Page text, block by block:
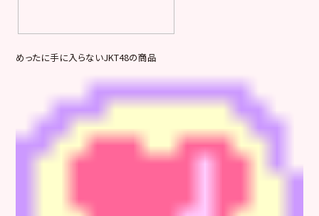
めったに手に入らないJKT48の商品